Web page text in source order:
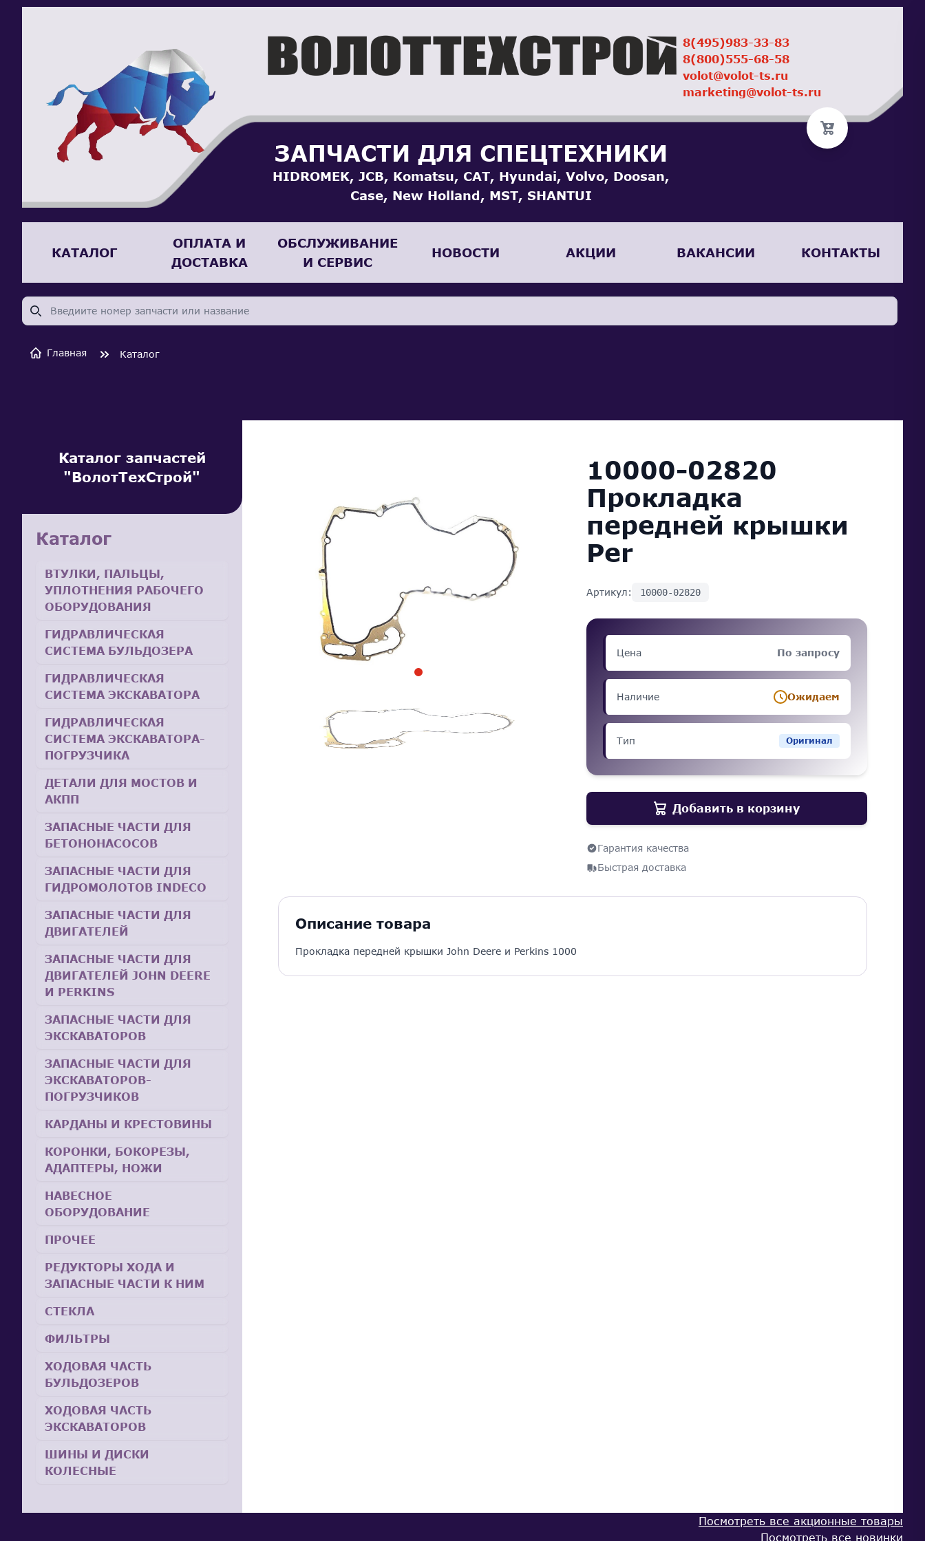
ЗАПЧАСТИ ДЛЯ СПЕЦТЕХНИКИ
HIDROMEK, JCB, Komatsu, CAT, Hyundai, Volvo, Doosan,
Case, New Holland, MST, SHANTUI
8(495)983-33-83
8(800)555-68-58
volot@volot-ts.ru
marketing@volot-ts.ru
КАТАЛОГ
ОПЛАТА И
ДОСТАВКА
ОБСЛУЖИВАНИЕ
И СЕРВИС
НОВОСТИ АКЦИИ ВАКАНСИИ КОНТАКТЫ
Главная Каталог
Каталог запчастей
"ВолотТехСтрой"
Каталог
ВТУЛКИ, ПАЛЬЦЫ,
УПЛОТНЕНИЯ РАБОЧЕГО
ОБОРУДОВАНИЯ
ГИДРАВЛИЧЕСКАЯ
СИСТЕМА БУЛЬДОЗЕРА
ГИДРАВЛИЧЕСКАЯ
СИСТЕМА ЭКСКАВАТОРА
ГИДРАВЛИЧЕСКАЯ
СИСТЕМА ЭКСКАВАТОРА-
ПОГРУЗЧИКА
ДЕТАЛИ ДЛЯ МОСТОВ И
АКПП
ЗАПАСНЫЕ ЧАСТИ ДЛЯ
БЕТОНОНАСОСОВ
ЗАПАСНЫЕ ЧАСТИ ДЛЯ
ГИДРОМОЛОТОВ INDECO
ЗАПАСНЫЕ ЧАСТИ ДЛЯ
ДВИГАТЕЛЕЙ
ЗАПАСНЫЕ ЧАСТИ ДЛЯ
ДВИГАТЕЛЕЙ JOHN DEERE
И PERKINS
ЗАПАСНЫЕ ЧАСТИ ДЛЯ
ЭКСКАВАТОРОВ
ЗАПАСНЫЕ ЧАСТИ ДЛЯ
ЭКСКАВАТОРОВ-
ПОГРУЗЧИКОВ
КАРДАНЫ И КРЕСТОВИНЫ
КОРОНКИ, БОКОРЕЗЫ,
АДАПТЕРЫ, НОЖИ
НАВЕСНОЕ
ОБОРУДОВАНИЕ
ПРОЧЕЕ
РЕДУКТОРЫ ХОДА И
ЗАПАСНЫЕ ЧАСТИ К НИМ
СТЕКЛА
ФИЛЬТРЫ
ХОДОВАЯ ЧАСТЬ
БУЛЬДОЗЕРОВ
ХОДОВАЯ ЧАСТЬ
ЭКСКАВАТОРОВ
ШИНЫ И ДИСКИ
КОЛЕСНЫЕ
10000-02820
Прокладка
передней крышки
Per
Артикул: 10000-02820
Цена По запросу
Наличие Ожидаем
Тип Оригинал
Добавить в корзину
Гарантия качества
Быстрая доставка
Описание товара
Прокладка передней крышки John Deere и Perkins 1000
Посмотреть все акционные товары
Посмотреть все новинки